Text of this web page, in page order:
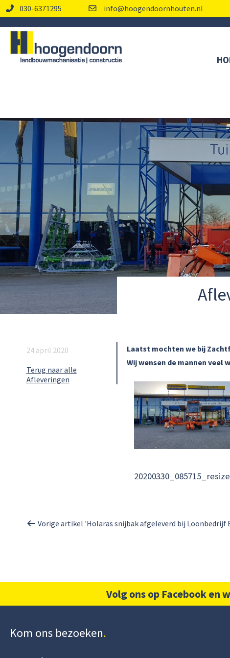
030-6371295 info@hoogendoornhouten.nl
24 april 2020
Terug naar alle
Afleveringen
Laatst mochten we bij
Wij wensen de mannen veel
Vorige artikel 'Holaras snijbak afgeleverd bij Loonbedrijf
Volg ons op Facebook
Kom ons bezoeken